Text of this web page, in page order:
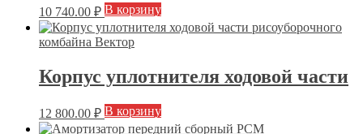
10 740.00 ₽ В корзину
Корпус уплотнителя ходовой части
12 800.00 ₽ В корзину